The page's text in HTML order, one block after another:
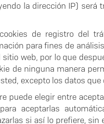
la dirección IP) será
de registro del
para fines de
web, por lo que
de ninguna manera
excepto los datos
puede elegir entre
aceptarlas
si así lo prefiere,